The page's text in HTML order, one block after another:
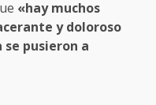
«hay muchos
y doloroso
se pusieron a